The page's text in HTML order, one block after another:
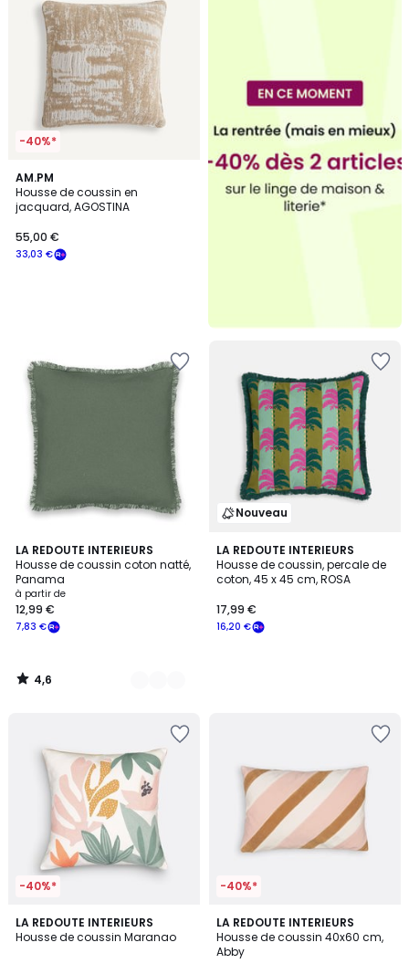
-40%*
AM.PM
Housse de coussin en
jacquard, AGOSTINA
33,03 €
55,00 €
LA REDOUTE INTERIEURS
Housse de coussin coton natté,
Panama
à partir de
7,83 €
12,99 €
4,6
/ 5
8
Couleurs
4,6
/
Nouveau
LA REDOUTE INTERIEURS
Housse de coussin, percale de
coton, 45 x 45 cm, ROSA
16,20 €
17,99 €
-40%*
LA REDOUTE INTERIEURS
Housse de coussin Maranao
4,4
/ 5
-40%*
LA REDOUTE INTERIEURS
Housse de coussin 40x60 cm,
Abby